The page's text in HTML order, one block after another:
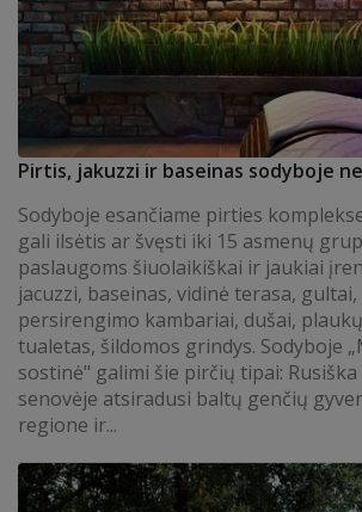
Pirtis, jakuzzi ir baseinas sodyboje
Sodyboje esančiame pirties
gali ilsėtis ar švęsti iki 15 asmenų
paslaugoms šiuolaikiškai ir jaukiai
jacuzzi, baseinas, vidinė terasa, gultai,
persirengimo kambariai, dušai,
tualetas, šildomos grindys. Sodyboje
sostinė" galimi šie pirčių tipai:
senovėje atsiradusi baltų genčių
regione ir...